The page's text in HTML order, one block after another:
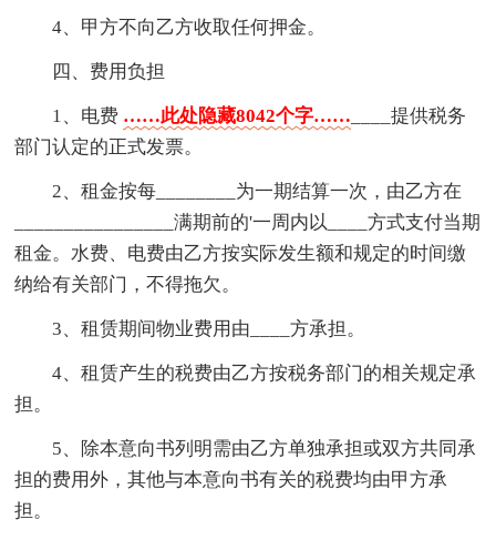
4、甲方不向乙方收取任何押金。
四、费用负担
1、电费 ……此处隐藏8042个字…… ____提供税务
部门认定的正式发票。
2、租金按每________为一期结算一次，由乙方在
________________满期前的'一周内以____方式支付当期
租金。水费、电费由乙方按实际发生额和规定的时间缴
纳给有关部门，不得拖欠。
3、租赁期间物业费用由____方承担。
4、租赁产生的税费由乙方按税务部门的相关规定承
担。
5、除本意向书列明需由乙方单独承担或双方共同承
担的费用外，其他与本意向书有关的税费均由甲方承
担。